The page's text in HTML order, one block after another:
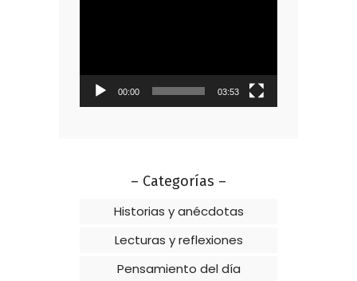
00:00 03:53
– Categorías –
Historias y anécdotas
Lecturas y reflexiones
Pensamiento del día